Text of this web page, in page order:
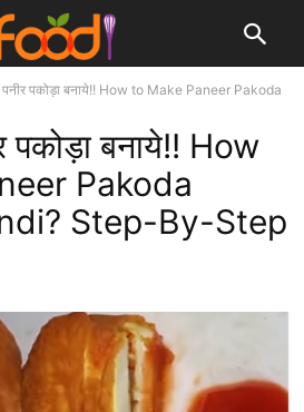
पनीर पकोड़ा बनाये!! How to Make Paneer Pakoda
पकोड़ा बनाये!! How
Pakoda
Step-By-Step